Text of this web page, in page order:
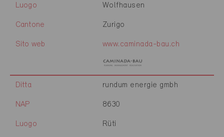
Luogo Wolfhausen
Cantone Zurigo
Sito web www.caminada-bau.ch
Ditta rundum energie gmbh
NAP 8630
Luogo Rüti